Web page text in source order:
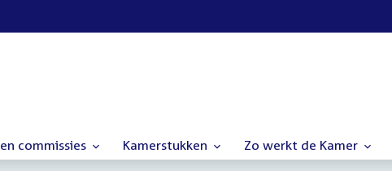
commissies Kamerstukken Zo werkt de Kamer